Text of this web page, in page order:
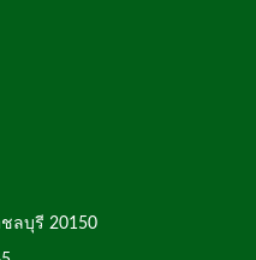
ลบุรี 20150